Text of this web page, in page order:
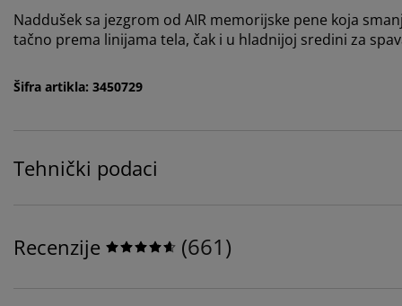
Naddušek sa jezgrom od AIR memorijske pene koja
tačno prema linijama tela, čak i u hladnijoj sredini za
Šifra artikla: 3450729
Tehnički podaci
Recenzije (661)